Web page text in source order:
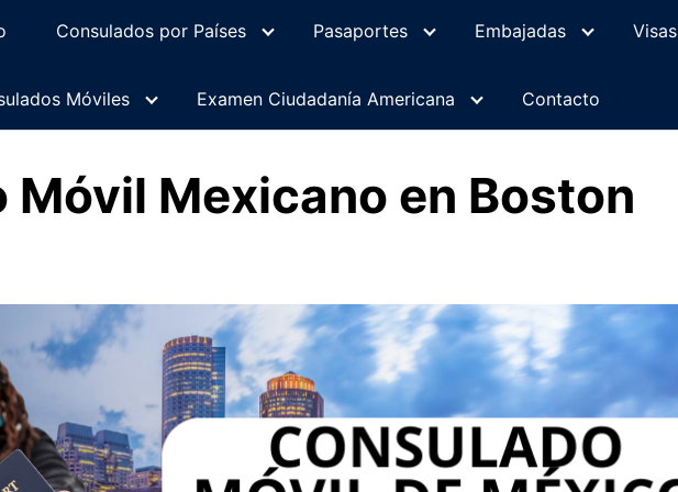
Consulados por Países Pasaportes Embajadas Visas
Móviles Examen Ciudadanía Americana Contacto
Móvil Mexicano en Boston